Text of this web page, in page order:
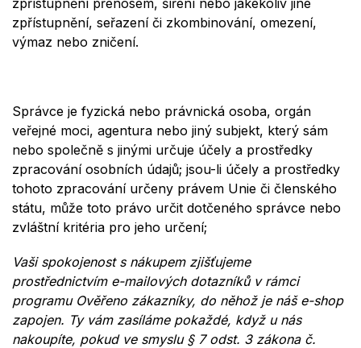
zpřístupnění, seřazení či zkombinování, omezení,
výmaz nebo zničení.
Správce je fyzická nebo právnická osoba, orgán
veřejné moci, agentura nebo jiný subjekt, který sám
nebo společně s jinými určuje účely a prostředky
zpracování osobních údajů; jsou-li účely a prostředky
tohoto zpracování určeny právem Unie či členského
státu, může toto právo určit dotčeného správce nebo
zvláštní kritéria pro jeho určení;
Vaši spokojenost s nákupem zjišťujeme
prostřednictvím e-mailových dotazníků v rámci
programu Ověřeno zákazníky, do něhož je náš e-shop
zapojen. Ty vám zasíláme pokaždé, když u nás
nakoupíte, pokud ve smyslu § 7 odst. 3 zákona č.